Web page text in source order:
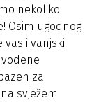
nekoliko
Osim ugodnog
i vanjski
za
svježem